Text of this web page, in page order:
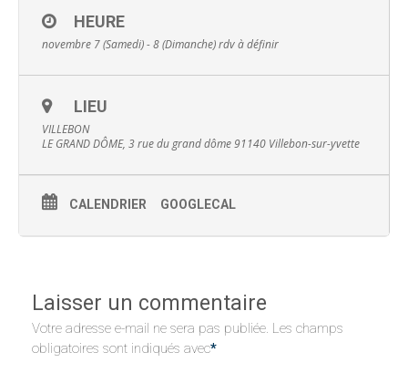
HEURE
novembre 7 (Samedi) - 8 (Dimanche)rdv à définir
LIEU
VILLEBON
LE GRAND DÔME, 3 rue du grand dôme 91140 Villebon-sur-yvette
CALENDRIER GOOGLECAL
Laisser un commentaire
Votre adresse e-mail ne sera pas publiée. Les champs
obligatoires sont indiqués avec*